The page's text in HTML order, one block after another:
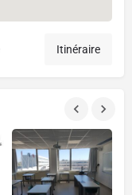
Itinéraire